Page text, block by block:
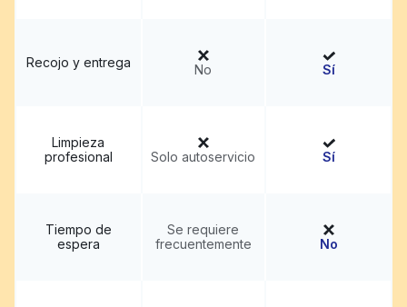
Recojo y entrega No Sí
Limpieza
profesional
Solo autoservicio Sí
Tiempo de
espera
Se requiere
frecuentemente
No